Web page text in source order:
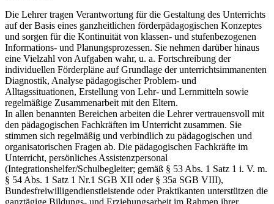
Die Lehrer tragen Verantwortung für die Gestaltung des Unterrichts
auf der Basis eines ganzheitlichen förderpädagogischen Konzeptes
und sorgen für die Kontinuität von klassen- und stufenbezogenen
Informations- und Planungsprozessen. Sie nehmen darüber hinaus
eine Vielzahl von Aufgaben wahr, u. a. Fortschreibung der
individuellen Förderpläne auf Grundlage der unterrichtsimmanenten
Diagnostik, Analyse pädagogischer Problem- und
Alltagssituationen, Erstellung von Lehr- und Lernmitteln sowie
regelmäßige Zusammenarbeit mit den Eltern.
In allen benannten Bereichen arbeiten die Lehrer vertrauensvoll mit
den pädagogischen Fachkräften im Unterricht zusammen. Sie
stimmen sich regelmäßig und verbindlich zu pädagogischen und
organisatorischen Fragen ab. Die pädagogischen Fachkräfte im
Unterricht, persönliches Assistenzpersonal
(Integrationshelfer/Schulbegleiter; gemäß § 53 Abs. 1 Satz 1 i. V. m.
§ 54 Abs. 1 Satz 1 Nr.1 SGB XII oder § 35a SGB VIII),
Bundesfreiwilligendienstleistende oder Praktikanten unterstützen die